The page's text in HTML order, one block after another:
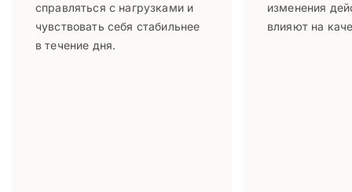
справляться с нагрузками и
чувствовать себя стабильнее
в течение дня.
изменения
влияют на